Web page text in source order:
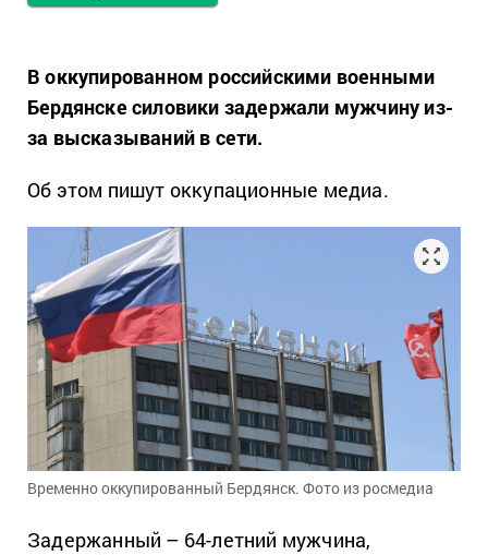
В оккупированном российскими военными
Бердянске силовики задержали мужчину из-
за высказываний в сети.
Об этом пишут оккупационные медиа.
Временно оккупированный Бердянск. Фото из росмедиа
Задержанный – 64-летний мужчина,